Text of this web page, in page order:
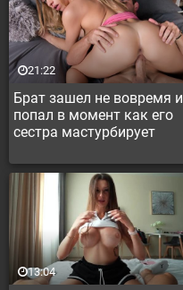
Брат зашел не вовремя и
попал в момент как его
сестра мастурбирует
21:22
13:04